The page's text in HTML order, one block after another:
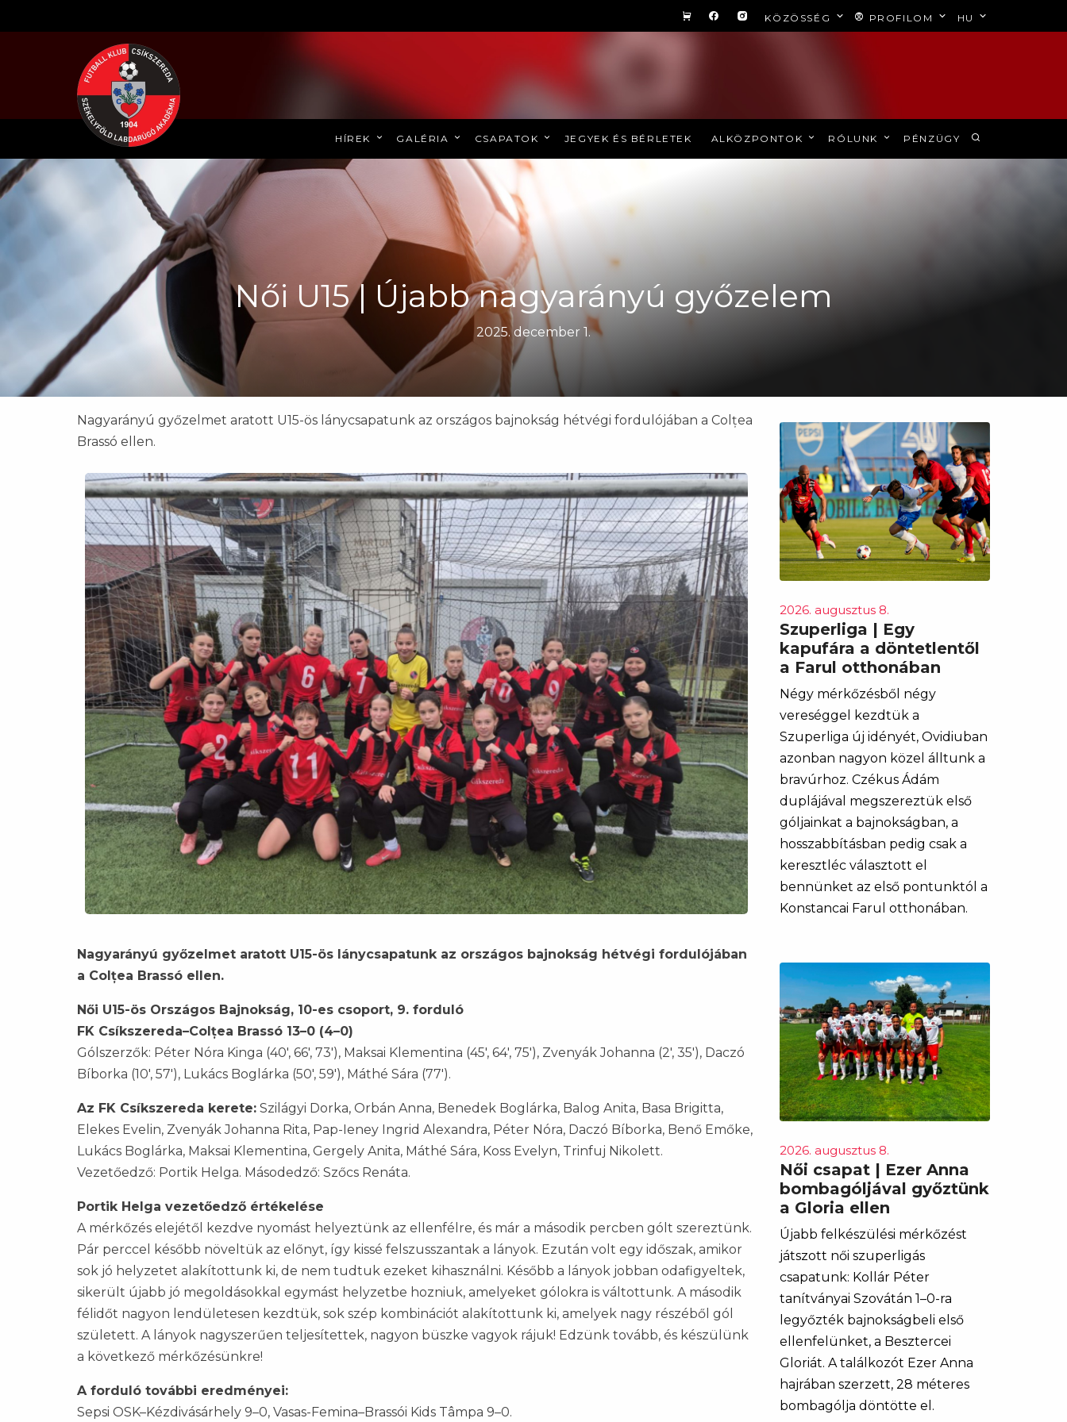
KÖZÖSSÉG PROFILOM HU
HÍREK GALÉRIA CSAPATOK JEGYEK ÉS BÉRLETEK ALKÖZPONTOK RÓLUNK PÉNZÜGY
Női U15 | Újabb nagyarányú győzelem
2025. december 1.
Nagyarányú győzelmet aratott U15-ös lánycsapatunk az országos bajnokság hétvégi fordulójában a Colțea
Brassó ellen.
Nagyarányú győzelmet aratott U15-ös lánycsapatunk az országos bajnokság hétvégi fordulójában
a Colțea Brassó ellen.
Női U15-ös Országos Bajnokság, 10-es csoport, 9. forduló
FK Csíkszereda–Colțea Brassó 13–0 (4–0)
Gólszerzők: Péter Nóra Kinga (40', 66', 73'), Maksai Klementina (45', 64', 75'), Zvenyák Johanna (2', 35'), Daczó
Bíborka (10', 57'), Lukács Boglárka (50', 59'), Máthé Sára (77').
Az FK Csíkszereda kerete: Szilágyi Dorka, Orbán Anna, Benedek Boglárka, Balog Anita, Basa Brigitta,
Elekes Evelin, Zvenyák Johanna Rita, Pap-Ieney Ingrid Alexandra, Péter Nóra, Daczó Bíborka, Benő Emőke,
Lukács Boglárka, Maksai Klementina, Gergely Anita, Máthé Sára, Koss Evelyn, Trinfuj Nikolett.
Vezetőedző: Portik Helga. Másodedző: Szőcs Renáta.
Portik Helga vezetőedző értékelése
A mérkőzés elejétől kezdve nyomást helyeztünk az ellenfélre, és már a második percben gólt szereztünk.
Pár perccel később növeltük az előnyt, így kissé felszusszantak a lányok. Ezután volt egy időszak, amikor
sok jó helyzetet alakítottunk ki, de nem tudtuk ezeket kihasználni. Később a lányok jobban odafigyeltek,
sikerült újabb jó megoldásokkal egymást helyzetbe hozniuk, amelyeket gólokra is váltottunk. A második
félidőt nagyon lendületesen kezdtük, sok szép kombinációt alakítottunk ki, amelyek nagy részéből gól
született. A lányok nagyszerűen teljesítettek, nagyon büszke vagyok rájuk! Edzünk tovább, és készülünk
a következő mérkőzésünkre!
A forduló további eredményei:
Sepsi OSK–Kézdivásárhely 9–0, Vasas-Femina–Brassói Kids Tâmpa 9–0.
2026. augusztus 8.
Szuperliga | Egy
kapufára a döntetlentől
a Farul otthonában
Négy mérkőzésből négy
vereséggel kezdtük a
Szuperliga új idényét, Ovidiuban
azonban nagyon közel álltunk a
bravúrhoz. Czékus Ádám
duplájával megszereztük első
góljainkat a bajnokságban, a
hosszabbításban pedig csak a
keresztléc választott el
bennünket az első pontunktól a
Konstancai Farul otthonában.
2026. augusztus 8.
Női csapat | Ezer Anna
bombagóljával győztünk
a Gloria ellen
Újabb felkészülési mérkőzést
játszott női szuperligás
csapatunk: Kollár Péter
tanítványai Szovátán 1–0-ra
legyőzték bajnokságbeli első
ellenfelünket, a Besztercei
Gloriát. A találkozót Ezer Anna
hajrában szerzett, 28 méteres
bombagólja döntötte el.